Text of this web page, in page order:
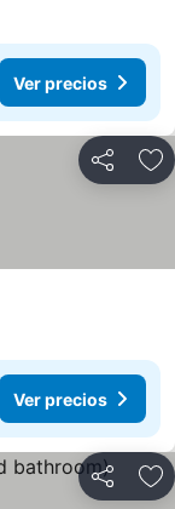
Ver precios
Compartir
Ver precios
Compartir